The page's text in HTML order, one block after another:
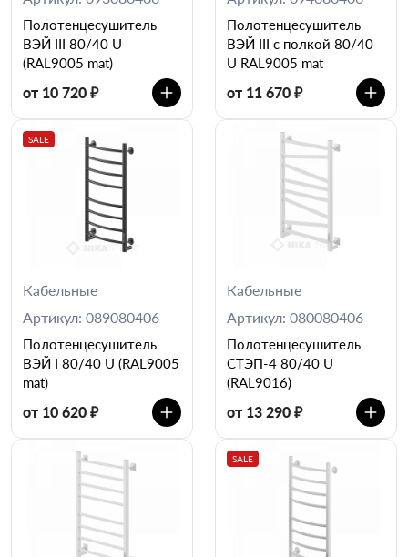
Полотенцесушитель
ВЭЙ III 80/40 U
(RAL9005 mat)
от 10 720 ₽
Полотенцесушитель
ВЭЙ III c полкой 80/40
U RAL9005 mat
от 11 670 ₽
SALE
Кабельные
Артикул: 089080406
Полотенцесушитель
ВЭЙ I 80/40 U (RAL9005
mat)
от 10 620 ₽
Кабельные
Артикул: 080080406
Полотенцесушитель
СТЭП-4 80/40 U
(RAL9016)
от 13 290 ₽
SALE